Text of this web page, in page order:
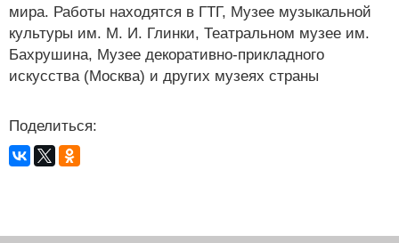
мира. Работы находятся в ГТГ, Музее музыкальной
культуры им. М. И. Глинки, Театральном музее им.
Бахрушина, Музее декоративно-прикладного
искусства (Москва) и других музеях страны
Поделиться: